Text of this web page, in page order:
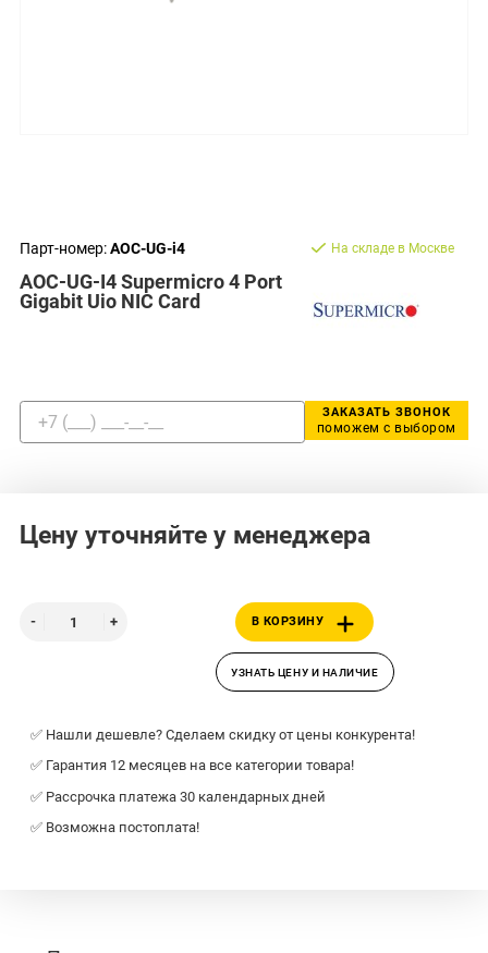
Парт-номер:AOC-UG-i4
AOC-UG-I4 Supermicro 4 Port
Gigabit Uio NIC Card
На складе в Москве
ЗАКАЗАТЬ ЗВОНОК
поможем с выбором
Цену уточняйте у менеджера
В КОРЗИНУ
УЗНАТЬ ЦЕНУ И НАЛИЧИЕ
✅ Нашли дешевле? Сделаем скидку от цены конкурента!
✅ Гарантия 12 месяцев на все категории товара!
✅ Рассрочка платежа 30 календарных дней
✅ Возможна постоплата!